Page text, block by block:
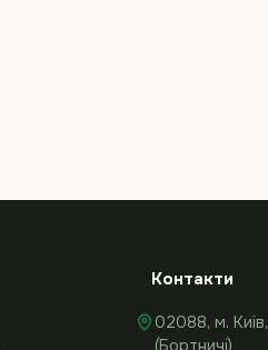
Контакти
02088, м.
(Бортничі)